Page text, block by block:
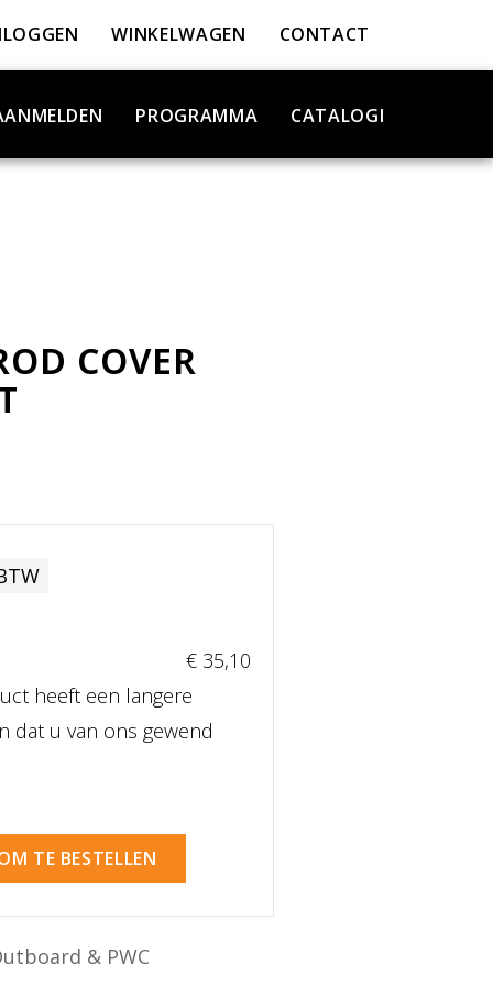
WINKELWAGEN CONTACT
PROGRAMMA CATALOGI
COVER
€ 35,10
heeft een langere
dat u van ons gewend
TE BESTELLEN
& PWC